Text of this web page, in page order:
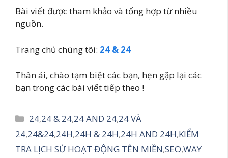
Bài viết được tham khảo và tổng hợp từ nhiều
nguồn.
Trang chủ chúng tôi: 24 & 24
Thân ái, chào tạm biệt các bạn, hẹn gặp lại các
bạn trong các bài viết tiếp theo !
Danh
mục
24,24 & 24,24 AND 24,24 VÀ
24,24&24,24H,24H & 24H,24H AND 24H,KIỂM
TRA LỊCH SỬ HOẠT ĐỘNG TÊN MIỀN,SEO,WAY